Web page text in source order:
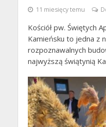
11 miesięcy temu
Kościół pw. Świętych
Kamieńsku to jedna z
rozpoznawalnych
najwyższą świątynią